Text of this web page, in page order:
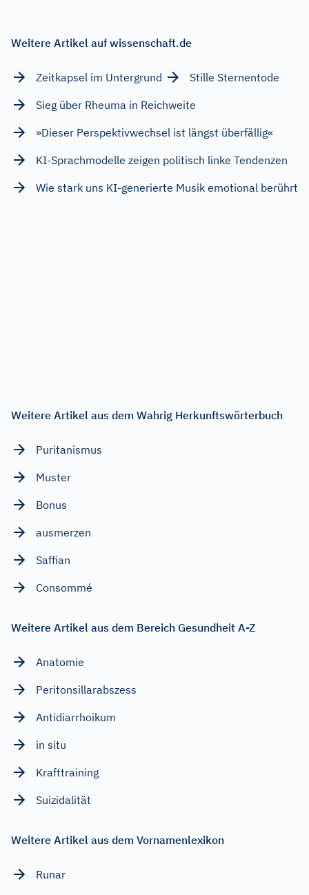
Weitere Artikel auf wissenschaft.de
Zeitkapsel im Untergrund
Stille Sternentode
Sieg über Rheuma in Reichweite
»Dieser Perspektivwechsel ist längst überfällig«
KI-Sprachmodelle zeigen politisch linke Tendenzen
Wie stark uns KI-generierte Musik emotional berührt
Weitere Artikel aus dem Wahrig Herkunftswörterbuch
Puritanismus
Muster
Bonus
ausmerzen
Saffian
Consommé
Weitere Artikel aus dem Bereich Gesundheit A-Z
Anatomie
Peritonsillarabszess
Antidiarrhoikum
in situ
Krafttraining
Suizidalität
Weitere Artikel aus dem Vornamenlexikon
Runar